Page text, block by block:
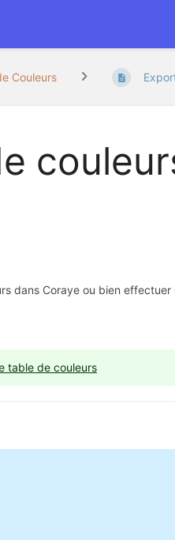
Couleurs
dans Coraye ou bien
table de couleurs